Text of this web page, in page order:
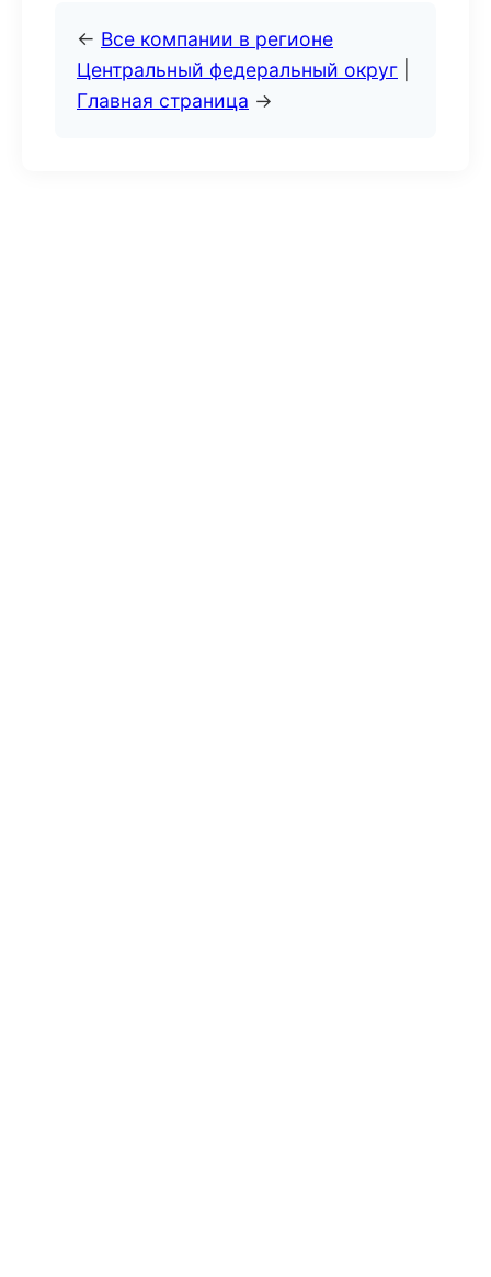
← Все компании в регионе
Центральный федеральный округ
Главная страница →